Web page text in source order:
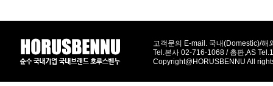
고객문의 E-mail. 국내(Domestic)/
Tel.본사 02-716-1068 / 총판,AS
Copyright@HORUSBENNU All